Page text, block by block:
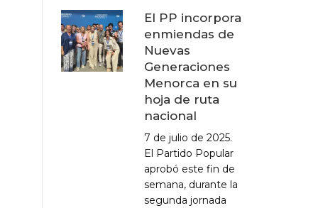
El PP incorpora
enmiendas de
Nuevas
Generaciones
Menorca en su
hoja de ruta
nacional
7 de julio de 2025.
El Partido Popular
aprobó este fin de
semana, durante la
segunda jornada